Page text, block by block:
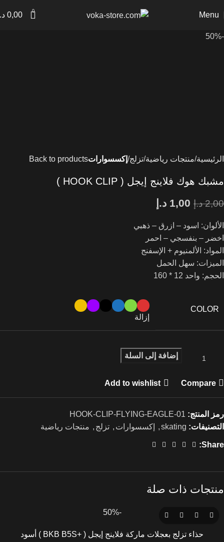
Menu
0
0,00
-50%
الرئيسية منتجات رياضية تزلج إكسسواراتBack to products
مشبك هوك فلاينج إيجل ( HOOK CLIP )
2,00 د.إ 1,00 د.إ
الألوان: اسود – ازرق – ذهبي
اخضر – بنفسجي – احمر
المواد: الألمنيوم + الإسفنج
الميزات: سهل الحمل
الحجم: واحد 12 * 160
COLOR
إزالة
إضافة إلى السلة
Compare
Add to wishlist
رمز المنتج: HOOK-CLIP-FLYING-EAGLE-01
التصنيفات: skating
, إكسسوارات , تزلج , منتجات رياضية
Share:
منتجات ذات صلة
-50%
حذاء تزلج بعجلات ماركة فلاينج إيجل ( +BKB B5S ) أسود